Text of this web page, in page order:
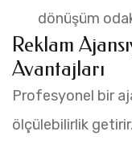
dönüşüm
Reklam
Avantajları
Profesyonel bir
ölçülebilirlik